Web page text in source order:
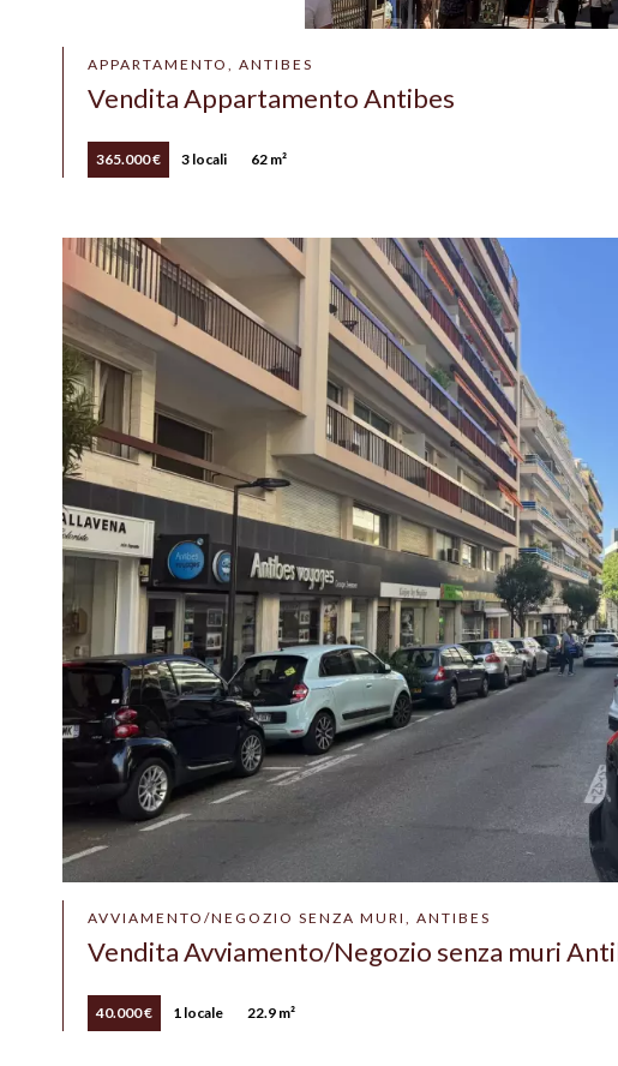
APPARTAMENTO, ANTIBES
Vendita Appartamento Antibes
365.000 € 3 locali 62 m²
AVVIAMENTO/NEGOZIO SENZA MURI, ANTIBES
Vendita Avviamento/Negozio senza muri
40.000 € 1 locale 22.9 m²